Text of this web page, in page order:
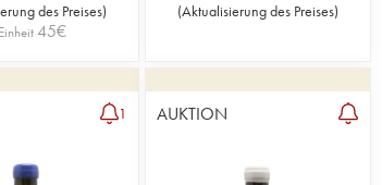
des Preises)
45€
(Aktualisierung des Preises)
1 AUKTION